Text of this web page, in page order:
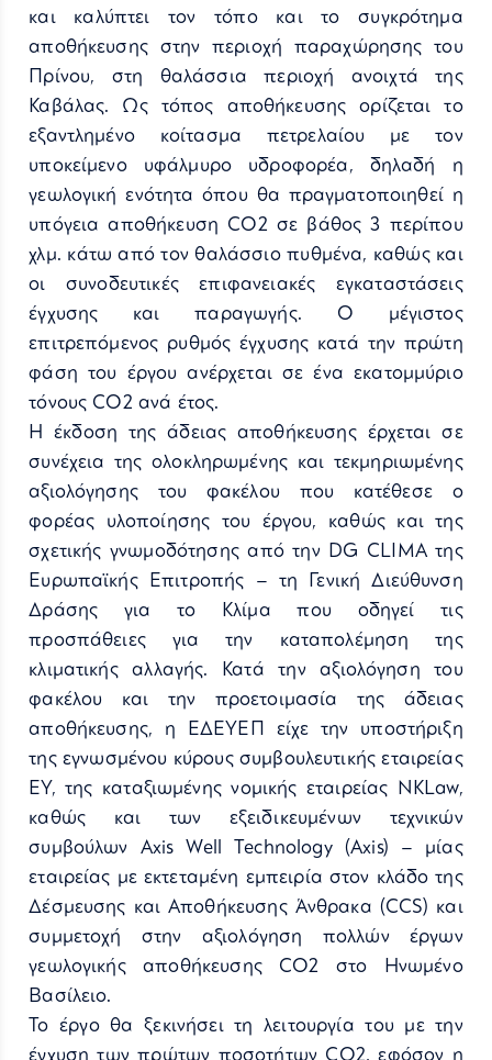
και καλύπτει τον τόπο και το συγκρότημα
αποθήκευσης στην περιοχή παραχώρησης του
Πρίνου, στη θαλάσσια περιοχή ανοιχτά της
Καβάλας. Ως τόπος αποθήκευσης ορίζεται το
εξαντλημένο κοίτασμα πετρελαίου με τον
υποκείμενο υφάλμυρο υδροφορέα, δηλαδή η
γεωλογική ενότητα όπου θα πραγματοποιηθεί η
υπόγεια αποθήκευση CO2 σε βάθος 3 περίπου
χλμ. κάτω από τον θαλάσσιο πυθμένα, καθώς και
οι συνοδευτικές επιφανειακές εγκαταστάσεις
έγχυσης και παραγωγής. Ο μέγιστος
επιτρεπόμενος ρυθμός έγχυσης κατά την πρώτη
φάση του έργου ανέρχεται σε ένα εκατομμύριο
τόνους CO2 ανά έτος.
Η έκδοση της άδειας αποθήκευσης έρχεται σε
συνέχεια της ολοκληρωμένης και τεκμηριωμένης
αξιολόγησης του φακέλου που κατέθεσε ο
φορέας υλοποίησης του έργου, καθώς και της
σχετικής γνωμοδότησης από την DG CLIMA της
Ευρωπαϊκής Επιτροπής – τη Γενική Διεύθυνση
Δράσης για το Κλίμα που οδηγεί τις
προσπάθειες για την καταπολέμηση της
κλιματικής αλλαγής. Κατά την αξιολόγηση του
φακέλου και την προετοιμασία της άδειας
αποθήκευσης, η ΕΔΕΥΕΠ είχε την υποστήριξη
της εγνωσμένου κύρους συμβουλευτικής εταιρείας
ΕΥ, της καταξιωμένης νομικής εταιρείας NKLaw,
καθώς και των εξειδικευμένων τεχνικών
συμβούλων Axis Well Technology (Axis) – μίας
εταιρείας με εκτεταμένη εμπειρία στον κλάδο της
Δέσμευσης και Αποθήκευσης Άνθρακα (CCS) και
συμμετοχή στην αξιολόγηση πολλών έργων
γεωλογικής αποθήκευσης CO2 στο Ηνωμένο
Βασίλειο.
Το έργο θα ξεκινήσει τη λειτουργία του με την